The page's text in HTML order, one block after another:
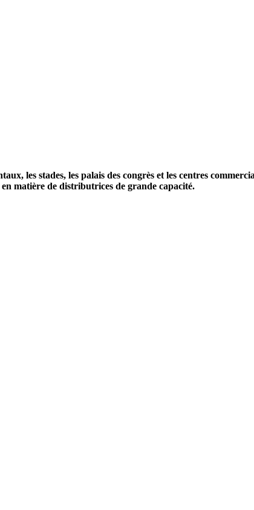
les stades, les palais des congrès et les centres
matière de distributrices de grande capacité.